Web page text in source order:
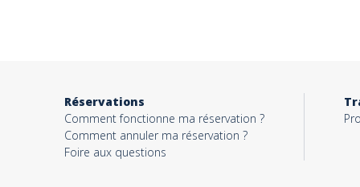
Message*
Réservations
Comment fonctionne ma réservation ?
Comment annuler ma réservation ?
Foire aux questions